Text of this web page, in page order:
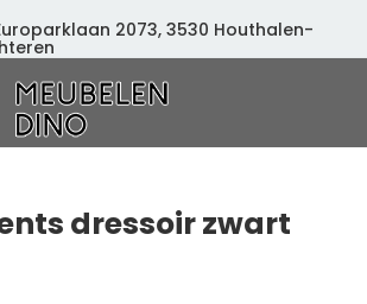
2073, 3530 Houthalen-
dressoir zwart